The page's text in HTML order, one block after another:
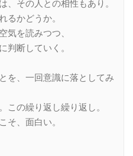
、その人との相性もあり。
るかどうか。
気を読みつつ、
判断していく。
を、一回意識に落としてみ
この繰り返し繰り返し。
そ、面白い。